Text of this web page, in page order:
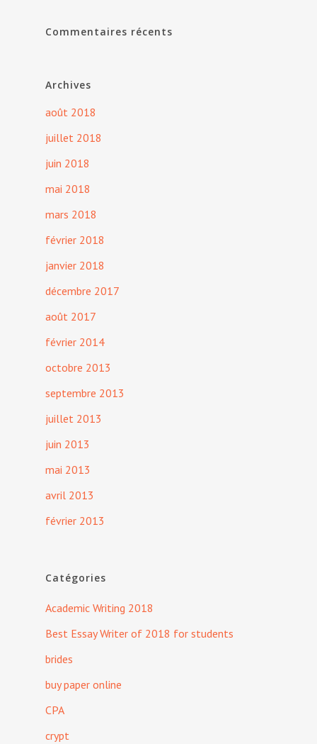
Commentaires récents
Archives
août 2018
juillet 2018
juin 2018
mai 2018
mars 2018
février 2018
janvier 2018
décembre 2017
août 2017
février 2014
octobre 2013
septembre 2013
juillet 2013
juin 2013
mai 2013
avril 2013
février 2013
Catégories
Academic Writing 2018
Best Essay Writer of 2018 for students
brides
buy paper online
CPA
crypt